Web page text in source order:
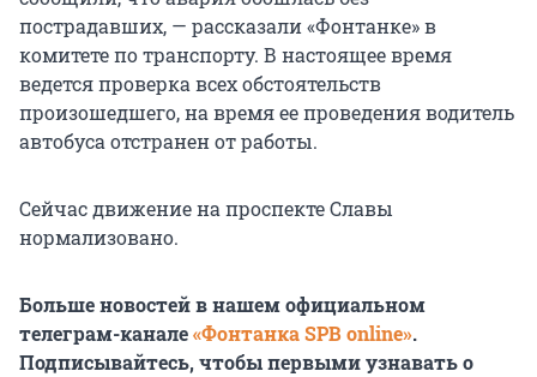
пострадавших, — рассказали «Фонтанке» в
комитете по транспорту. В настоящее время
ведется проверка всех обстоятельств
произошедшего, на время ее проведения водитель
автобуса отстранен от работы.
Сейчас движение на проспекте Славы
нормализовано.
Больше новостей в нашем официальном
телеграм-канале«Фонтанка SPB online».
Подписывайтесь, чтобы первыми узнавать о